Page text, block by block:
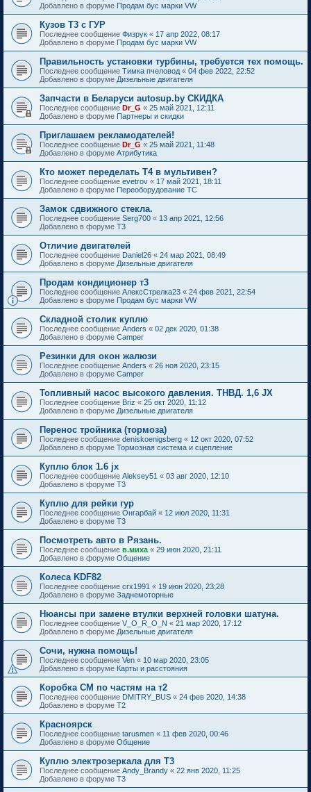
Добавлено в форуме Продам бус марки VW
Кузов Т3 с ГУР
Последнее сообщение Физрук « 17 апр 2022, 08:17
Добавлено в форуме Продам бус марки VW
Правильность установки турбины, требуется тех помощь.
Последнее сообщение Тимка пчеловод « 04 фев 2022, 22:52
Добавлено в форуме Дизельные двигателя
Запчасти в Беларуси autosup.by СКИДКА
Последнее сообщение Dr_G « 25 май 2021, 12:11
Добавлено в форуме Партнеры и скидки
Приглашаем рекламодателей!
Последнее сообщение Dr_G « 25 май 2021, 11:48
Добавлено в форуме Атрибутика
Кто может переделать Т4 в мультивен?
Последнее сообщение evetrov « 17 май 2021, 18:11
Добавлено в форуме Переоборудование ТС
Замок сдвижного стекла.
Последнее сообщение Serg700 « 13 апр 2021, 12:56
Добавлено в форуме T3
Отличие двигателей
Последнее сообщение Daniel26 « 24 мар 2021, 08:49
Добавлено в форуме Дизельные двигателя
Продам кондиционер т3
Последнее сообщение АлексСтрелка23 « 24 фев 2021, 22:54
Добавлено в форуме Продам бус марки VW
Складной столик куплю
Последнее сообщение Anders « 02 дек 2020, 01:38
Добавлено в форуме Camper
Резинки для окон жалюзи
Последнее сообщение Anders « 26 ноя 2020, 23:15
Добавлено в форуме Camper
Топливный насос высокого давления. ТНВД. 1,6 JX
Последнее сообщение Briz « 25 окт 2020, 11:12
Добавлено в форуме Дизельные двигателя
Перенос тройника (тормоза)
Последнее сообщение deniskoenigsberg « 12 окт 2020, 07:52
Добавлено в форуме Тормозная система и сцепление
Куплю блок 1.6 jx
Последнее сообщение Aleksey51 « 03 авг 2020, 12:10
Добавлено в форуме T3
Куплю для рейки гур
Последнее сообщение Онгарбай « 12 июл 2020, 11:31
Добавлено в форуме T3
Посмотреть авто в Рязань.
Последнее сообщение в.миха « 29 июн 2020, 21:11
Добавлено в форуме Общение
Колеса KDF82
Последнее сообщение crx1991 « 19 июн 2020, 23:28
Добавлено в форуме Заднемоторные
Нюансы при замене втулки верхней головки шатуна.
Последнее сообщение V_O_R_O_N « 21 мар 2020, 17:12
Добавлено в форуме Дизельные двигателя
Сочи, нужна помощь!
Последнее сообщение Ven « 10 мар 2020, 23:05
Добавлено в форуме Карты и расстояния
Коробка СМ по частям на т2
Последнее сообщение DMITRY_BUS « 24 фев 2020, 14:38
Добавлено в форуме T2
Красноярск
Последнее сообщение tarusmen « 11 фев 2020, 00:46
Добавлено в форуме Общение
Куплю электрозеркала для Т3
Последнее сообщение Andy_Brandy « 22 янв 2020, 11:25
Добавлено в форуме T3